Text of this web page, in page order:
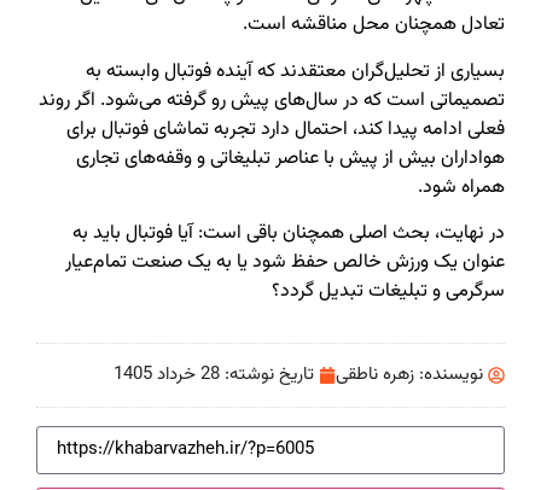
تعادل همچنان محل مناقشه است.
بسیاری از تحلیل‌گران معتقدند که آینده فوتبال وابسته به
تصمیماتی است که در سال‌های پیش رو گرفته می‌شود. اگر روند
فعلی ادامه پیدا کند، احتمال دارد تجربه تماشای فوتبال برای
هواداران بیش از پیش با عناصر تبلیغاتی و وقفه‌های تجاری
همراه شود.
در نهایت، بحث اصلی همچنان باقی است: آیا فوتبال باید به
عنوان یک ورزش خالص حفظ شود یا به یک صنعت تمام‌عیار
سرگرمی و تبلیغات تبدیل گردد؟
نویسنده: زهره ناطقی تاریخ نوشته: 28 خرداد 1405